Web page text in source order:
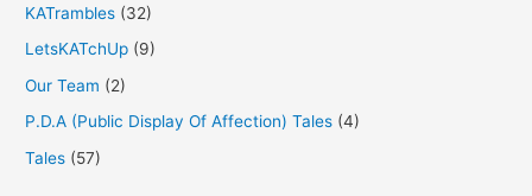
KATrambles (32)
LetsKATchUp (9)
Our Team (2)
P.D.A (Public Display Of Affection) Tales (4)
Tales (57)